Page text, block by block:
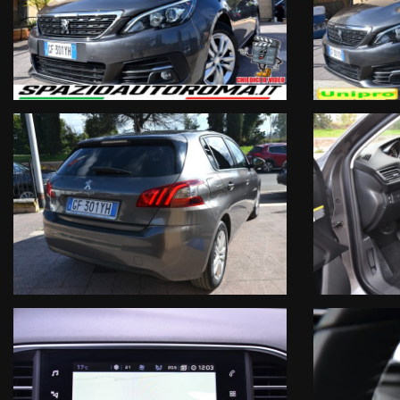
- 308 Business
- Anno 6/2021
- Km 52000
- Ufficiale Peugeot Italia (No Import)
- Vettura unico proprietario iva deducibile regolarmente
Motorizzazione & Trasmissione:
- 1.5 BlueHDi 130cv EURO6D Temp
- OK NEOPATENTATI
- Trazione anteriore
- Cambio automatico EAT8
Sicurezza:
- 6Airbag
- Sistema antibloccaggio ABS
- Controllo dinamico della trazione
- Tecnologia DNA Peugeot
- Fari lenticolari con luci diurne led
- Specchietti retrovisori esterni ripiegabili elettricamente
- Immobilizzatore elettronico
- Montaggio seggiolino bambini ISOFIX
- Sensore pressione pneumatici